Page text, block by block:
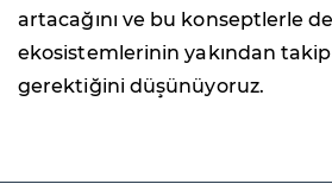
artacağını ve bu konseptlerle
ekosistemlerinin yakından
gerektiğini düşünüyoruz.